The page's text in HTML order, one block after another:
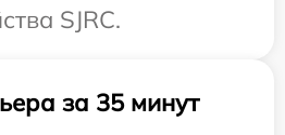
SJRC.
за 35 минут